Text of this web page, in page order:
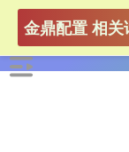
金鼎配置 相关